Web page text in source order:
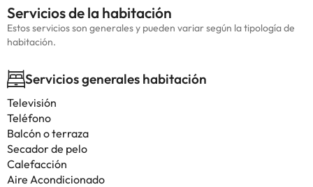
Servicios de la habitación
Estos servicios son generales y pueden variar según la tipología de
habitación.
Servicios generales habitación
Televisión
Teléfono
Balcón o terraza
Secador de pelo
Calefacción
Aire Acondicionado